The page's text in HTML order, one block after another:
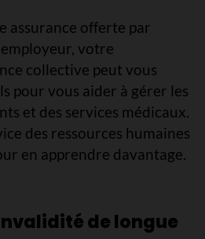
assurance offerte par
votre
collective peut vous
pour vous aider à gérer les
et des services médicaux.
des ressources humaines
en apprendre davantage.
de longue